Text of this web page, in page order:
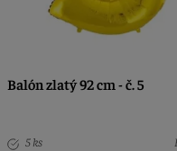
Balón zlatý 92 cm - č. 5
5 ks